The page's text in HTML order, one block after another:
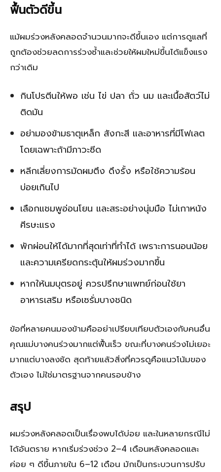
ฟื้นตัวดีขึ้น
แม้ผมร่วงหลังคลอดจำนวนมากจะดีขึ้นเอง แต่การดูแลที่
ถูกต้องช่วยลดการร่วงซ้ำและช่วยให้ผมใหม่ขึ้นได้แข็งแรง
กว่าเดิม
กินโปรตีนให้พอ เช่น ไข่ ปลา ถั่ว นม และเนื้อสัตว์ไม่
ติดมัน
อย่ามองข้ามธาตุเหล็ก สังกะสี และอาหารที่มีโฟเลต
โดยเฉพาะถ้ามีภาวะซีด
หลีกเลี่ยงการมัดผมตึง ดึงรั้ง หรือใช้ความร้อน
บ่อยเกินไป
เลือกแชมพูอ่อนโยน และสระอย่างนุ่มมือ ไม่เกาหนัง
ศีรษะแรง
พักผ่อนให้ได้มากที่สุดเท่าที่ทำได้ เพราะการนอนน้อย
และความเครียดกระตุ้นให้ผมร่วงมากขึ้น
หากให้นมบุตรอยู่ ควรปรึกษาแพทย์ก่อนใช้ยา
อาหารเสริม หรือเซรั่มบางชนิด
ข้อที่หลายคนมองข้ามคืออย่าเปรียบเทียบตัวเองกับคนอื่น
คุณแม่บางคนร่วงมากแต่ฟื้นเร็ว ขณะที่บางคนร่วงไม่เยอะ
มากแต่บางลงชัด สุดท้ายแล้วสิ่งที่ควรดูคือแนวโน้มของ
ตัวเอง ไม่ใช่มาตรฐานจากคนรอบข้าง
สรุป
ผมร่วงหลังคลอดเป็นเรื่องพบได้บ่อย และในหลายกรณีไม่
ได้อันตราย หากเริ่มร่วงช่วง 2–4 เดือนหลังคลอดและ
ค่อย ๆ ดีขึ้นภายใน 6–12 เดือน มักเป็นกระบวนการปรับ